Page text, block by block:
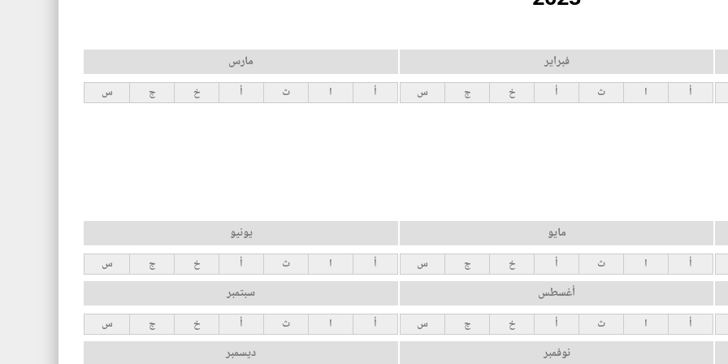
فبراير
أ ا ث أ خ ج س
مارس
أ ا ث أ خ ج س
مايو
أ ا ث أ خ ج س
يونيو
أ ا ث أ خ ج س
أغسطس
أ ا ث أ خ ج س
سبتمبر
أ ا ث أ خ ج س
نوفمبر ديسمبر